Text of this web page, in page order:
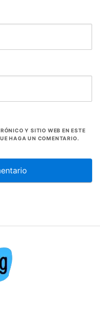
Y SITIO WEB EN ESTE
HAGA UN COMENTARIO.